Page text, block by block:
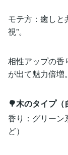
モテ方：癒しと
視”。
相性アップの香
が出て魅力倍増。
🌳木のタイプ（
香り：グリーン
ど）